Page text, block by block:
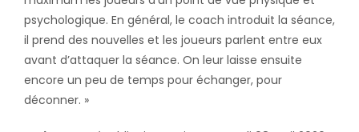
psychologique. En général, le coach introduit la séance,
il prend des nouvelles et les joueurs parlent entre eux
avant d’attaquer la séance. On leur laisse ensuite
encore un peu de temps pour échanger, pour
déconner. »